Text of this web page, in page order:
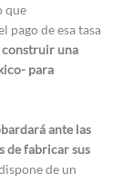
que
pago de esa tasa
construir una
para
ante las
de fabricar sus
de un